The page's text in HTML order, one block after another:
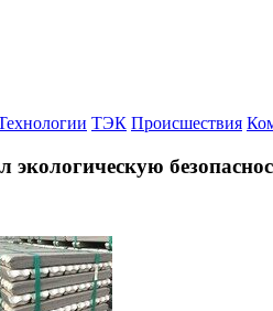
ТЭК Происшествия